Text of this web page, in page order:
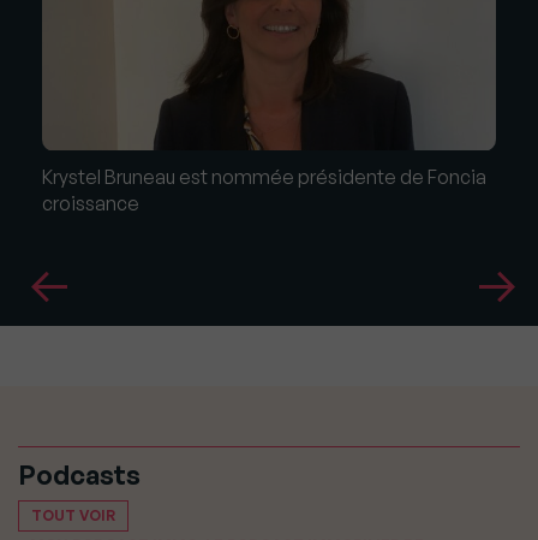
Krystel Bruneau est nommée présidente de Foncia
croissance
Podcasts
TOUT VOIR